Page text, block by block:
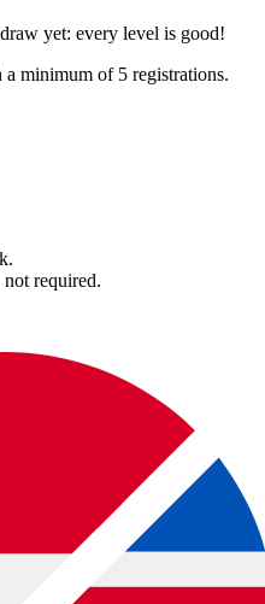
van workshops, zodat je
yet: every level is good!
minimum of 5 registrations.
required.